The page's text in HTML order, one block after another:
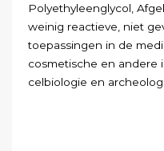
Polyethyleenglycol,
weinig reactieve, niet
toepassingen in de
cosmetische en andere
celbiologie en